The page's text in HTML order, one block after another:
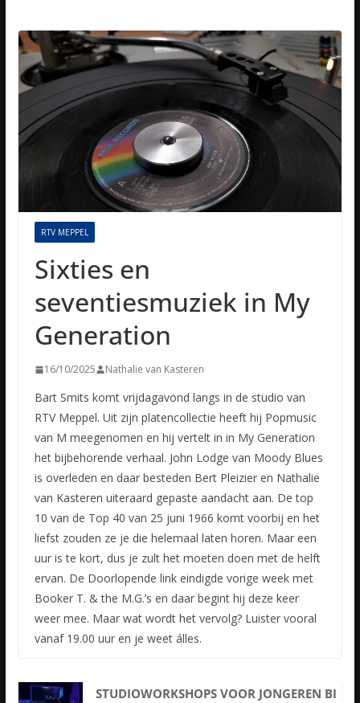
RTV MEPPEL
Sixties en
seventiesmuziek in My
Generation
16/10/2025 Nathalie van Kasteren
Bart Smits komt vrijdagavond langs in de studio van
RTV Meppel. Uit zijn platencollectie heeft hij Popmusic
van M meegenomen en hij vertelt in in My Generation
het bijbehorende verhaal. John Lodge van Moody Blues
is overleden en daar besteden Bert Pleizier en Nathalie
van Kasteren uiteraard gepaste aandacht aan. De top
10 van de Top 40 van 25 juni 1966 komt voorbij en het
liefst zouden ze je die helemaal laten horen. Maar een
uur is te kort, dus je zult het moeten doen met de helft
ervan. De Doorlopende link eindigde vorige week met
Booker T. & the M.G.’s en daar begint hij deze keer
weer mee. Maar wat wordt het vervolg? Luister vooral
vanaf 19.00 uur en je weet álles.
STUDIOWORKSHOPS VOOR JONGEREN BI